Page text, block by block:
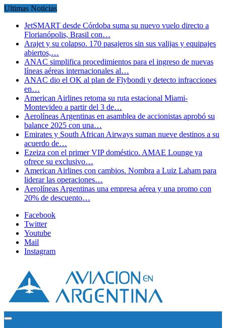
Ultimas Noticias
JetSMART desde Córdoba suma su nuevo vuelo directo a
Florianópolis, Brasil con…
Arajet y su colapso. 170 pasajeros sin sus valijas y equipajes
abiertos,…
ANAC simplifica procedimientos para el ingreso de nuevas
líneas aéreas internacionales al…
ANAC dio el OK al plan de Flybondi y detecto infracciones
en…
American Airlines retoma su ruta estacional Miami-
Montevideo a partir del 3 de…
Aerolíneas Argentinas en asamblea de accionistas aprobó su
balance 2025 con una…
Emirates y South African Airways suman nueve destinos a su
acuerdo de…
Ezeiza con el primer VIP doméstico. AMAE Lounge ya
ofrece su exclusivo…
American Airlines con cambios. Nombra a Luiz Laham para
liderar las operaciones…
Aerolíneas Argentinas una empresa aérea y una promo con
20% de descuento…
Facebook
Twitter
Youtube
Mail
Instagram